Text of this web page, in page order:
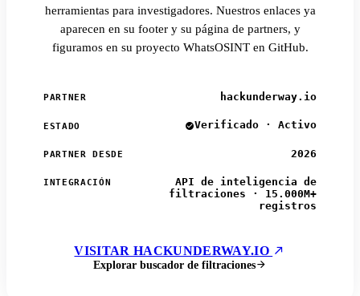
herramientas para investigadores. Nuestros enlaces ya
aparecen en su footer y su página de partners, y
figuramos en su proyecto WhatsOSINT en GitHub.
PARTNER hackunderway.io
ESTADO Verificado · Activo
PARTNER DESDE 2026
INTEGRACIÓN
API de inteligencia de
filtraciones · 15.000M+
registros
VISITAR HACKUNDERWAY.IO
Explorar buscador de filtraciones